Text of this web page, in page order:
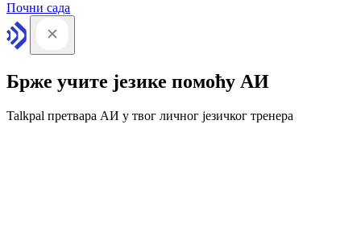
Почни сада
Брже учите језике помоћу АИ
Talkpal претвара АИ у твог личног језичког тренера